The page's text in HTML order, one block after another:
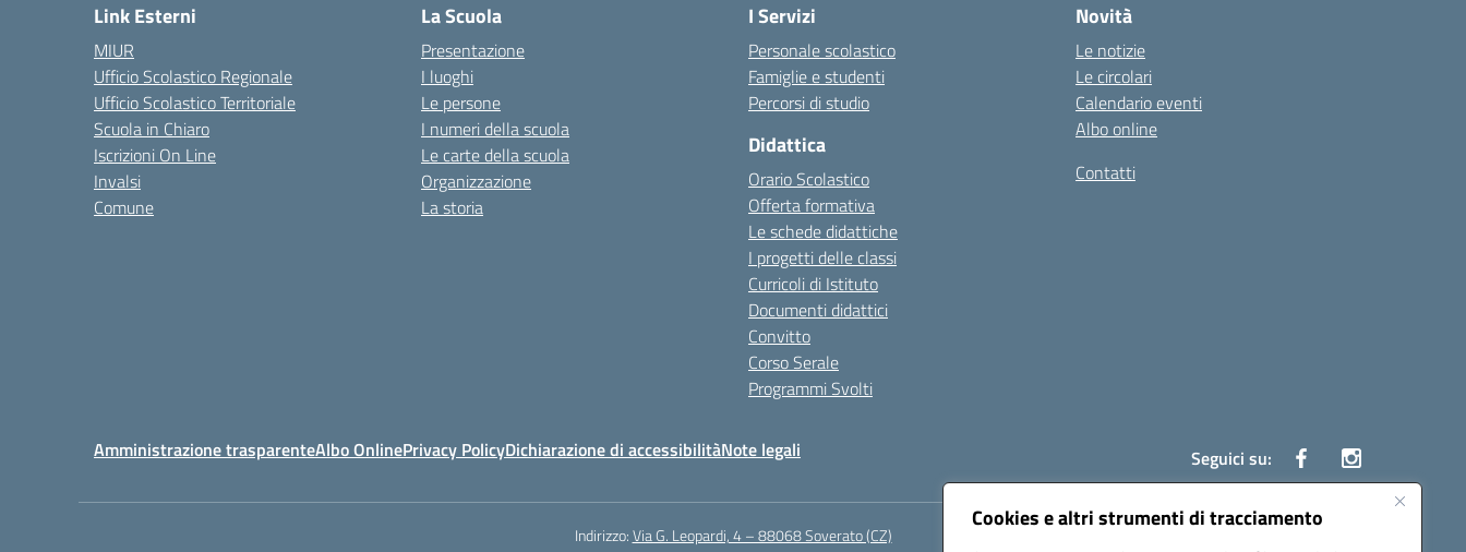
Cookies e altri strumenti di tracciamento
Link Esterni
MIUR
Ufficio Scolastico Regionale
Ufficio Scolastico Territoriale
Scuola in Chiaro
Iscrizioni On Line
Invalsi
Comune
La Scuola
Presentazione
I luoghi
Le persone
I numeri della scuola
Le carte della scuola
Organizzazione
La storia
I Servizi
Personale scolastico
Famiglie e studenti
Percorsi di studio
Didattica
Orario Scolastico
Offerta formativa
Le schede didattiche
I progetti delle classi
Curricoli di Istituto
Documenti didattici
Convitto
Corso Serale
Programmi Svolti
Novità
Le notizie
Le circolari
Calendario eventi
Albo online
Contatti
Amministrazione trasparenteAlbo OnlinePrivacy PolicyDichiarazione di accessibilitàNote legali Seguici su:
Indirizzo:Via G. Leopardi, 4 – 88068 Soverato (CZ)